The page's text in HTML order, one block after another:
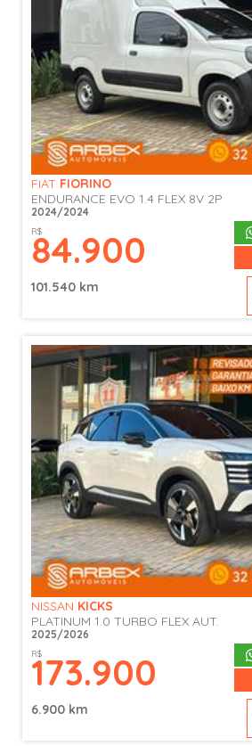
FIAT FIORINO
ENDURANCE EVO 1.4 FLEX 8V 2P
2024/2024
R$
84.900
101.540 km
NISSAN KICKS
PLATINUM 1.0 TURBO FLEX AUT.
2025/2026
R$
173.900
6.900 km